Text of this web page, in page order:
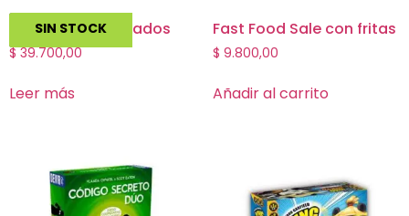
SIN STOCK
Fantasma Blitz Dados
$39.700,00
Leer más
Fast Food Sale con fritas
$ 9.800,00
Añadir al carrito